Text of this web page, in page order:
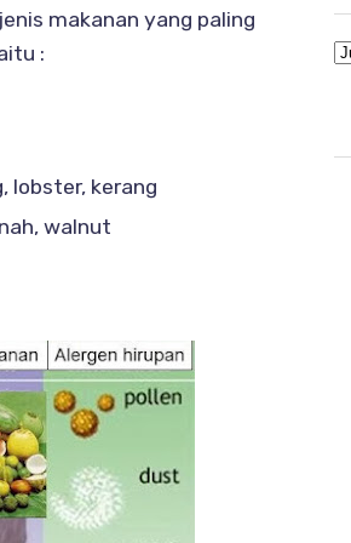
makanan yang paling
:
lobster, kerang
walnut